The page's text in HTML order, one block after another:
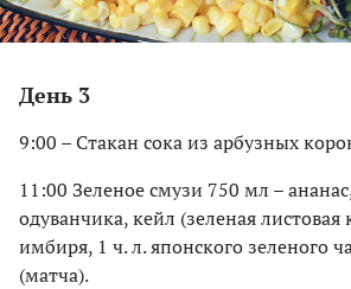
День 3
9:00 – Стакан сока из арбузных
11:00 Зеленое смузи 750 мл –
одуванчика, кейл (зеленая листовая
имбиря, 1 ч. л. японского зеленого
(матча).